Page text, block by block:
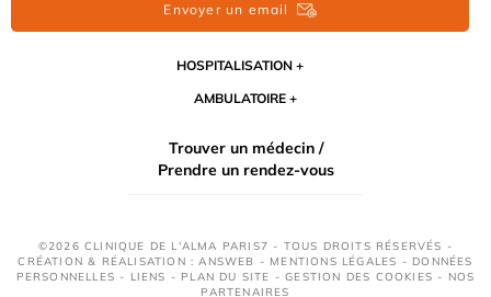
Envoyer un email
HOSPITALISATION
AMBULATOIRE
Trouver un médecin /
Prendre un rendez-vous
©2026 CLINIQUE DE L'ALMA PARIS7 - TOUS DROITS RÉSERVÉS -
CRÉATION & RÉALISATION : ANSWEB - MENTIONS LÉGALES - DONNÉES
PERSONNELLES - LIENS - PLAN DU SITE -GESTION DES COOKIES - NOS
PARTENAIRES